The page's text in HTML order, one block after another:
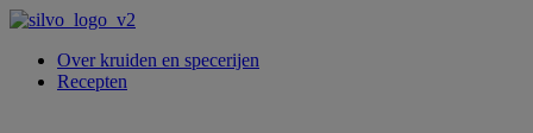
Over kruiden en specerijen
Recepten